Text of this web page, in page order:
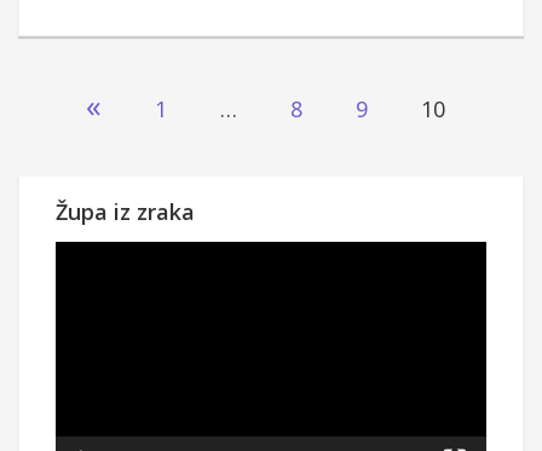
Brojevi
« 1 … 8 9 10
Župa iz zraka